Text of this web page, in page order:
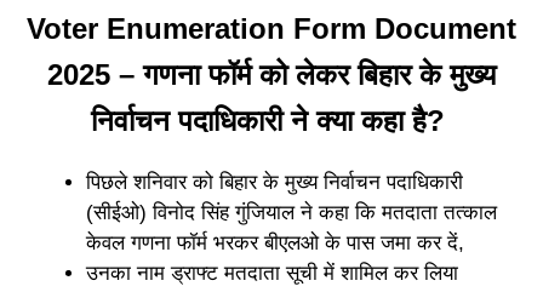
Voter Enumeration Form Document
2025 – गणना फॉर्म को लेकर बिहार के मुख्य
निर्वाचन पदाधिकारी ने क्या कहा है?
पिछले शनिवार को बिहार के मुख्य निर्वाचन पदाधिकारी
(सीईओ) विनोद सिंह गुंजियाल ने कहा कि मतदाता तत्काल
केवल गणना फॉर्म भरकर बीएलओ के पास जमा कर दें,
उनका नाम ड्राफ्ट मतदाता सूची में शामिल कर लिया